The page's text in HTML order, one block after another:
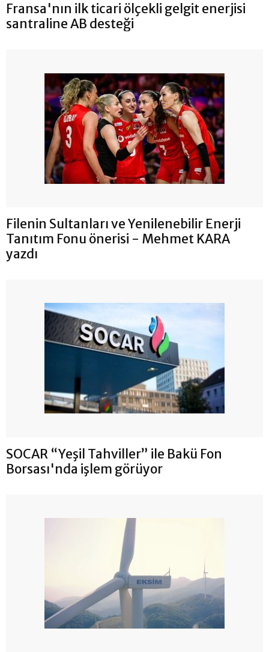
Fransa'nın ilk ticari ölçekli gelgit enerjisi
santraline AB desteği
Filenin Sultanları ve Yenilenebilir Enerji
Tanıtım Fonu önerisi - Mehmet KARA
yazdı
SOCAR “Yeşil Tahviller” ile Bakü Fon
Borsası'nda işlem görüyor